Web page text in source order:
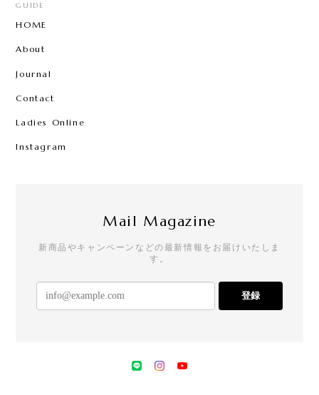
GUIDE
HOME
About
Journal
Contact
Ladies Online
Instagram
Mail Magazine
新商品やキャンペーンなどの最新情報をお届けいたしま
す。
登録